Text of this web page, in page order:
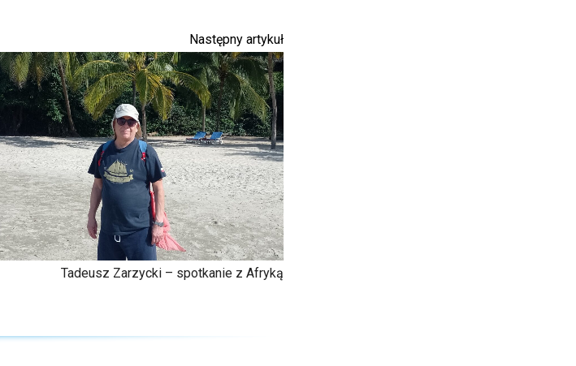
Następny artykuł
Tadeusz Zarzycki – spotkanie z Afryką